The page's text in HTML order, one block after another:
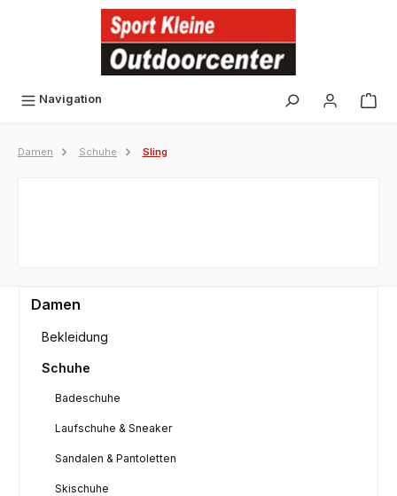
Navigation
Damen Schuhe Sling
Damen
Bekleidung
Schuhe
Badeschuhe
Laufschuhe & Sneaker
Sandalen & Pantoletten
Skischuhe